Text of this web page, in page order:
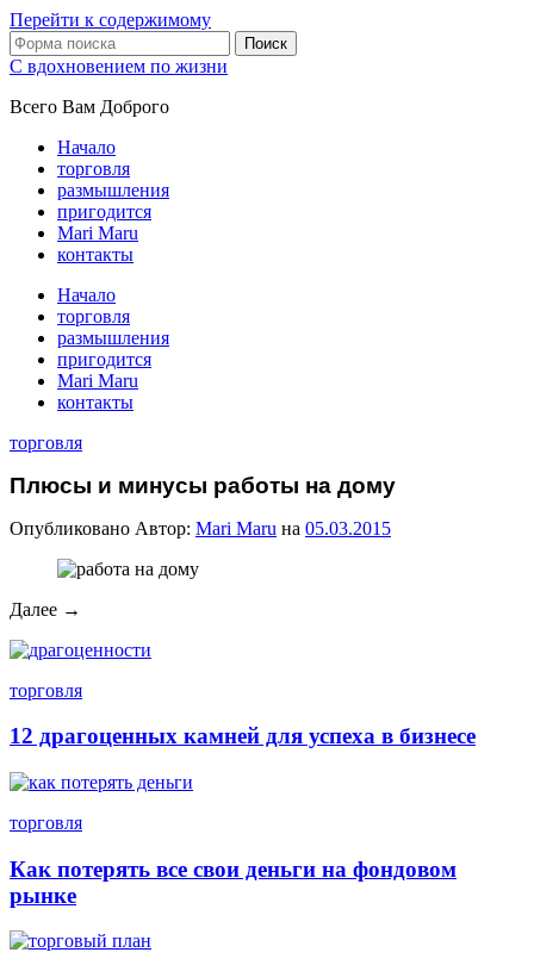
Перейти к содержимому
Поиск
С вдохновением по жизни
Всего Вам Доброго
Начало
торговля
размышления
пригодится
Mari Maru
контакты
Начало
торговля
размышления
пригодится
Mari Maru
контакты
торговля
Плюсы и минусы работы на дому
Опубликовано Автор: Mari Maru на 05.03.2015
Далее →
торговля
12 драгоценных камней для успеха в бизнесе
торговля
Как потерять все свои деньги на фондовом
рынке